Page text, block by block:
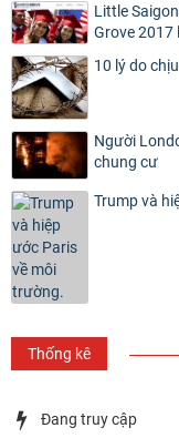
Little
Grove 2017
10 lý do
Người
chung cư
Trump và
Thống kê
Đang truy cập